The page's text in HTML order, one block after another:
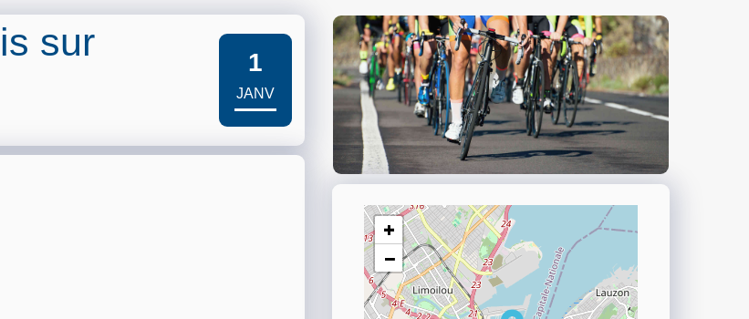
sur
1
JANV
+
−